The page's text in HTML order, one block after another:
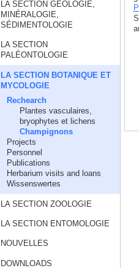
LA SECTION GÉOLOGIE,
MINÉRALOGIE,
SÉDIMENTOLOGIE
LA SECTION
PALÉONTOLOGIE
LA SECTION BOTANIQUE ET
MYCOLOGIE
Rechearch
Plantes vasculaires,
bryophytes et lichens
Champignons
Projects
Personnel
Publications
Herbarium visits and loans
Wissenswertes
LA SECTION ZOOLOGIE
LA SECTION ENTOMOLOGIE
NOUVELLES
DOWNLOADS